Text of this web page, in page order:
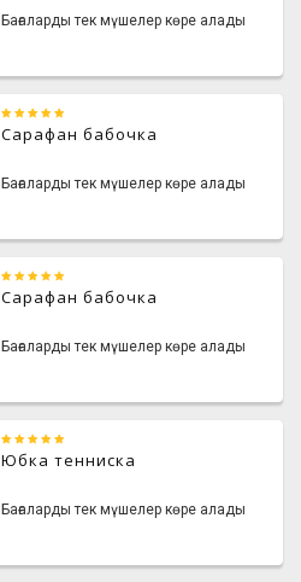
Бағаларды тек мүшелер көре алады
Сарафан бабочка
Бағаларды тек мүшелер көре алады
Сарафан бабочка
Бағаларды тек мүшелер көре алады
Юбка тенниска
Бағаларды тек мүшелер көре алады